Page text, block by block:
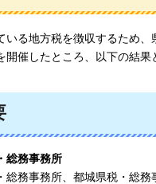
いる地方税を徴収するため、
催したところ、
以下の結果
総務事務所
総務事務所、都城県税・総務